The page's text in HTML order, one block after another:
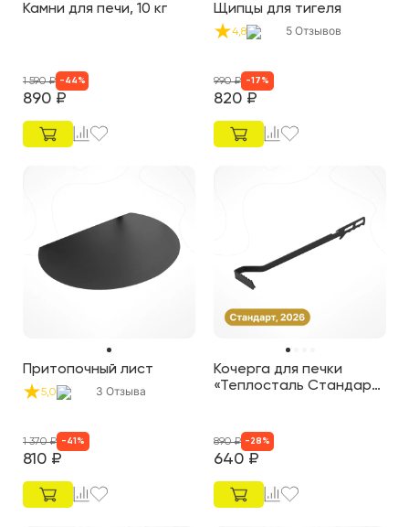
Камни для печи, 10 кг
890 ₽
1 590₽ - 44 %
Щипцы для тигеля
4,8 5 Отзывов
820 ₽
990₽ -17 %
Притопочный лист
5,0 3 Отзыва
810 ₽
1 370₽ - 41 %
Кочерга для печки
«Теплосталь Стандарт
640 ₽
890₽ - 28 %